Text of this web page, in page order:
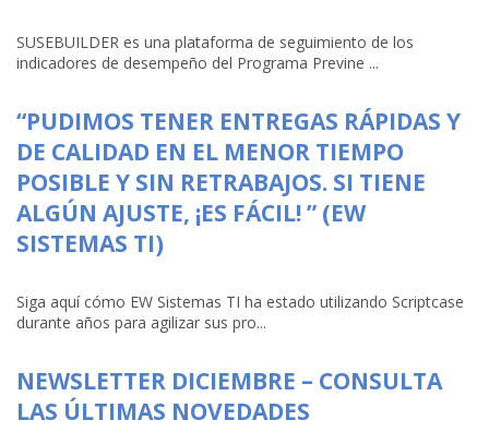
SUSEBUILDER es una plataforma de seguimiento de los
indicadores de desempeño del Programa Previne ...
“PUDIMOS TENER ENTREGAS RÁPIDAS Y
DE CALIDAD EN EL MENOR TIEMPO
POSIBLE Y SIN RETRABAJOS. SI TIENE
ALGÚN AJUSTE, ¡ES FÁCIL! ” (EW
SISTEMAS TI)
Siga aquí cómo EW Sistemas TI ha estado utilizando Scriptcase
durante años para agilizar sus pro...
NEWSLETTER DICIEMBRE – CONSULTA
LAS ÚLTIMAS NOVEDADES